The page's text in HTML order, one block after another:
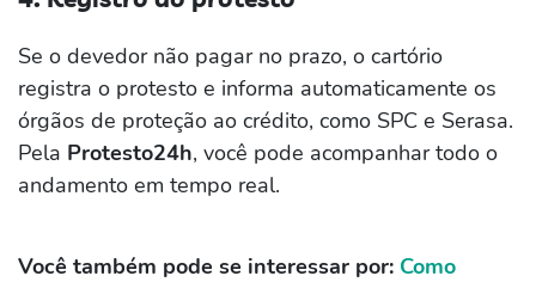
Se o devedor não pagar no prazo, o cartório
registra o protesto e informa automaticamente os
órgãos de proteção ao crédito, como SPC e Serasa.
Pela Protesto24h, você pode acompanhar todo o
andamento em tempo real.
Você também pode se interessar por: Como